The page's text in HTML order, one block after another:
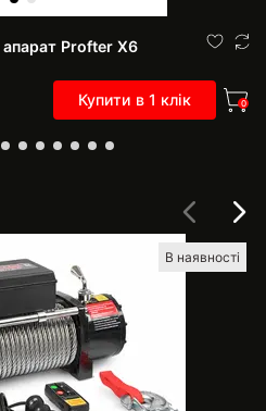
Profter Х6
Купити в 1 клік 0
В наявності